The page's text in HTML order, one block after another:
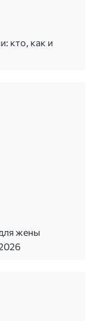
кто, как и
жены